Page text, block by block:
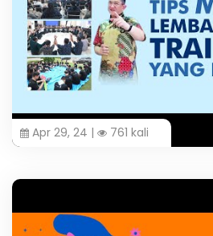
Apr 29, 24 | 761 kali